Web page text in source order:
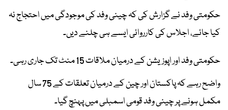
حکومتی وفد نے گزارش کی کہ چینی وفد کی موجودگی میں احتجاج نہ
کیا جائے، اجلاس کی کارروائی ایسے ہی چلنے دیں۔
حکومتی وفد اور اپوزیشن کے درمیان ملاقات 15 منٹ تک جاری رہی۔
واضح رہے کہ پاکستان اور چین کے درمیان تعلقات کے 75 سال
مکمل ہونے پر چینی وفد قومی اسمبلی میں پہنچ گیا۔